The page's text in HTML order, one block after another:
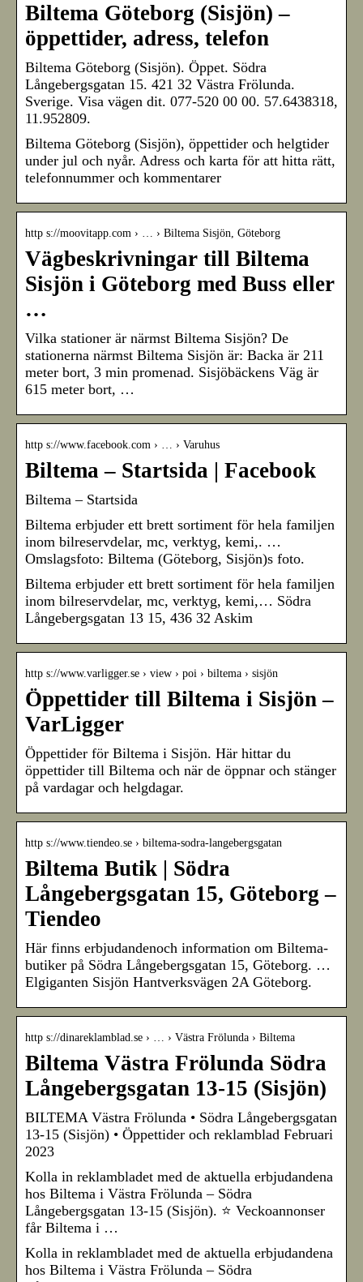
Biltema Göteborg (Sisjön) –
öppettider, adress, telefon
Biltema Göteborg (Sisjön). Öppet. Södra
Långebergsgatan 15. 421 32 Västra Frölunda.
Sverige. Visa vägen dit. 077-520 00 00. 57.6438318,
11.952809.
Biltema Göteborg (Sisjön), öppettider och helgtider
under jul och nyår. Adress och karta för att hitta rätt,
telefonnummer och kommentarer
http s://moovitapp.com › … › Biltema Sisjön, Göteborg
Vägbeskrivningar till Biltema
Sisjön i Göteborg med Buss eller
…
Vilka stationer är närmst Biltema Sisjön? De
stationerna närmst Biltema Sisjön är: Backa är 211
meter bort, 3 min promenad. Sisjöbäckens Väg är
615 meter bort, …
http s://www.facebook.com › … › Varuhus
Biltema – Startsida | Facebook
Biltema – Startsida
Biltema erbjuder ett brett sortiment för hela familjen
inom bilreservdelar, mc, verktyg, kemi,. …
Omslagsfoto: Biltema (Göteborg, Sisjön)s foto.
Biltema erbjuder ett brett sortiment för hela familjen
inom bilreservdelar, mc, verktyg, kemi,… Södra
Långebergsgatan 13 15, 436 32 Askim
http s://www.varligger.se › view › poi › biltema › sisjön
Öppettider till Biltema i Sisjön –
VarLigger
Öppettider för Biltema i Sisjön. Här hittar du
öppettider till Biltema och när de öppnar och stänger
på vardagar och helgdagar.
http s://www.tiendeo.se › biltema-sodra-langebergsgatan
Biltema Butik | Södra
Långebergsgatan 15, Göteborg –
Tiendeo
Här finns erbjudandenoch information om Biltema-
butiker på Södra Långebergsgatan 15, Göteborg. …
Elgiganten Sisjön Hantverksvägen 2A Göteborg.
http s://dinareklamblad.se › … › Västra Frölunda › Biltema
Biltema Västra Frölunda Södra
Långebergsgatan 13-15 (Sisjön)
BILTEMA Västra Frölunda • Södra Långebergsgatan
13-15 (Sisjön) • Öppettider och reklamblad Februari
2023
Kolla in reklambladet med de aktuella erbjudandena
hos Biltema i Västra Frölunda – Södra
Långebergsgatan 13-15 (Sisjön). ⭐ Veckoannonser
får Biltema i …
Kolla in reklambladet med de aktuella erbjudandena
hos Biltema i Västra Frölunda – Södra